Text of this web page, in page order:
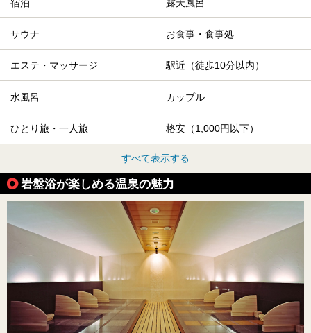
宿泊 露天風呂
サウナ お食事・食事処
エステ・マッサージ 駅近（徒歩10分以内）
水風呂 カップル
ひとり旅・一人旅 格安（1,000円以下）
すべて表示する
岩盤浴が楽しめる温泉の魅力